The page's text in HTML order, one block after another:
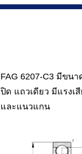
FAG 6207-C3 มีขน
ปิด แถวเดียว มีแรงเ
และแนวแกน